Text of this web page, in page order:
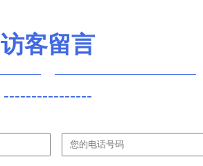
访客留言
----------------